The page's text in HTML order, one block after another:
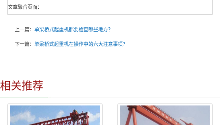
文章聚合页面：
上一篇： 单梁桥式起重机都要检查哪些地方？
下一篇： 单梁桥式起重机在操作中的六大注意事项？
相关推荐